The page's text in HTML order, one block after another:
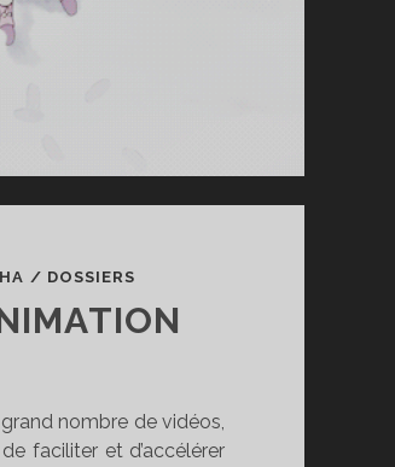
/ DOSSIERS
nombre de vidéos,
faciliter et d’accélérer